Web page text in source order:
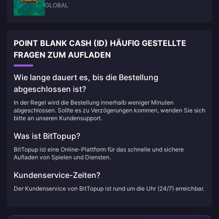
GLOBAL
POINT BLANK CASH (ID) HÄUFIG GESTELLTE
FRAGEN ZUM AUFLADEN
Wie lange dauert es, bis die Bestellung
abgeschlossen ist?
In der Regel wird die Bestellung innerhalb weniger Minuten
abgeschlossen. Sollte es zu Verzögerungen kommen, wenden Sie sich
bitte an unseren Kundensupport.
Was ist BitTopup?
BitTopup ist eine Online-Plattform für das schnelle und sichere
Aufladen von Spielen und Diensten.
Kundenservice-Zeiten?
Der Kundenservice von BitTopup ist rund um die Uhr (24/7) erreichbar.